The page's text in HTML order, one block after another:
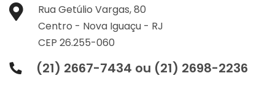
Rua Getúlio Vargas, 80
Centro - Nova Iguaçu - RJ
CEP 26.255-060
(21) 2667-7434 ou (21) 2698-2236